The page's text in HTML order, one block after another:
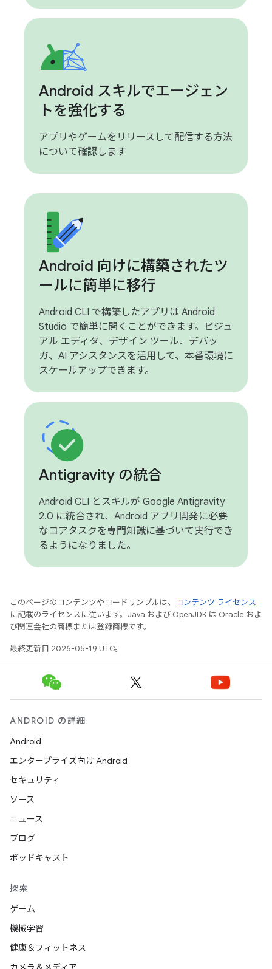
Android スキルでエージェン
トを強化する
アプリやゲームをリリースして配信する方法
について確認します
Android 向けに構築されたツ
ールに簡単に移行
Android CLI で構築したアプリは Android
Studio で簡単に開くことができます。ビジュ
アル エディタ、デザイン ツール、デバッ
ガ、AI アシスタンスを活用して、本番環境に
スケールアップできます。
Antigravity の統合
Android CLI とスキルが Google Antigravity
2.0 に統合され、Android アプリ開発に必要
なコアタスクを専門知識に基づいて実行でき
るようになりました。
このページのコンテンツやコードサンプルは、
コンテンツ ライセンス
に記載のライセンスに従います。Java および OpenJDK は Oracle およ
び関連会社の商標または登録商標です。
最終更新日 2026-05-19 UTC。
ANDROID の詳細
Android
エンタープライズ向け Android
セキュリティ
ソース
ニュース
ブログ
ポッドキャスト
探索
ゲーム
機械学習
健康＆フィットネス